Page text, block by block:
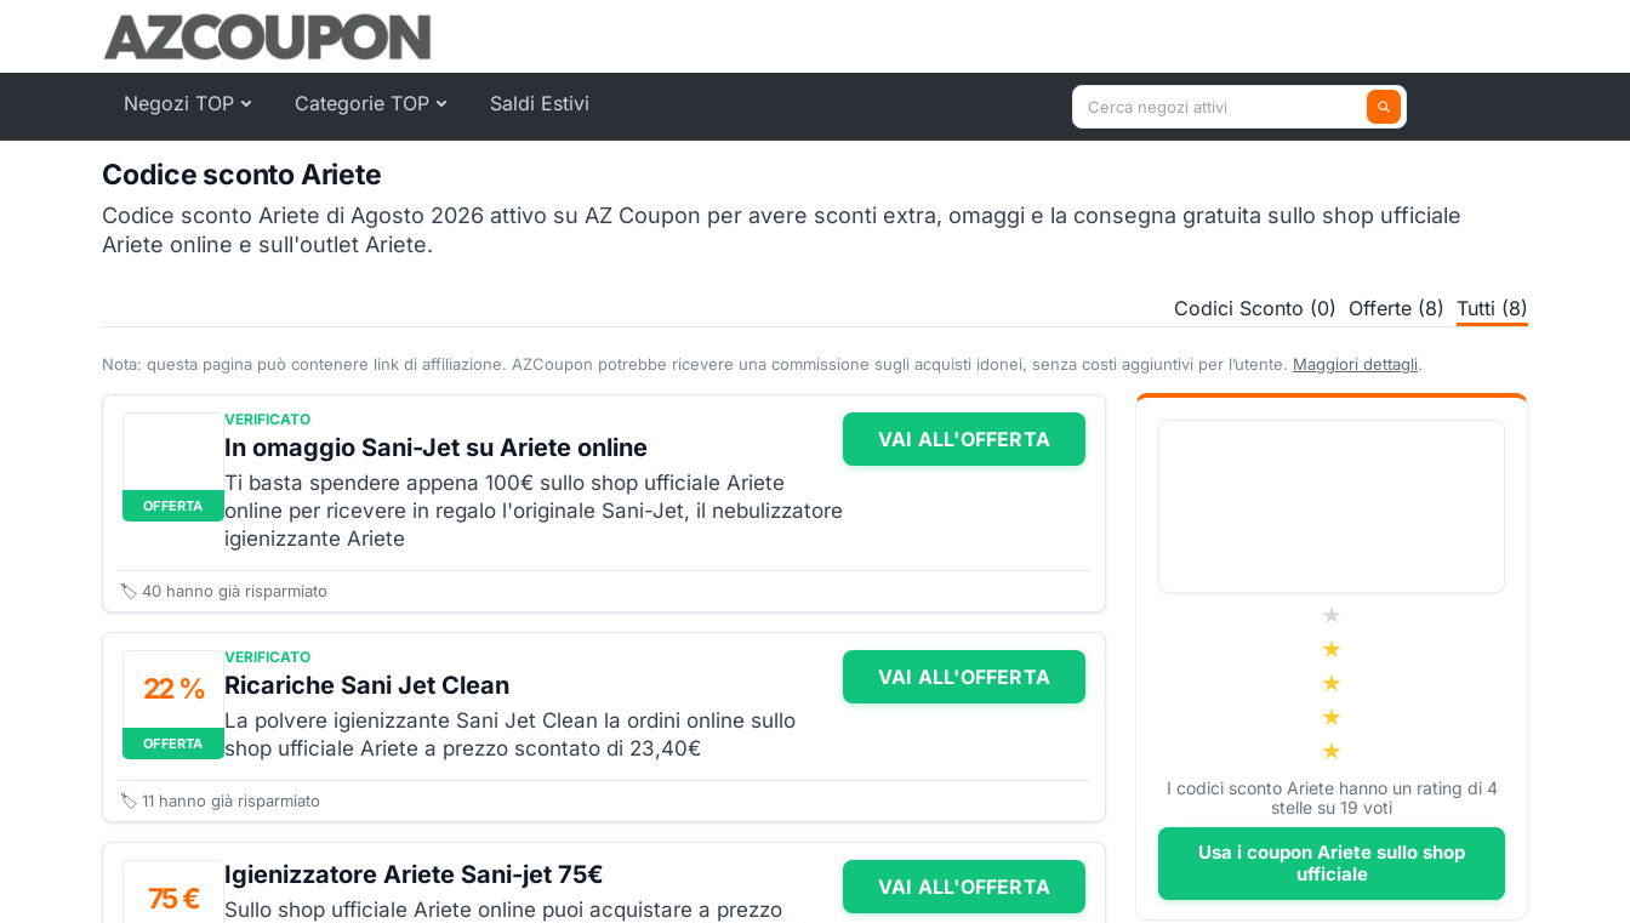
Negozi TOP Categorie TOP Saldi Estivi
Cerca un negozio attivo
Codice sconto Ariete
Codice sconto Ariete di Agosto 2026 attivo su AZ Coupon per avere sconti extra, omaggi e la consegna gratuita sullo shop ufficiale
Ariete online e sull'outlet Ariete.
Codici Sconto (0) Offerte (8) Tutti (8)
Nota: questa pagina può contenere link di affiliazione. AZCoupon potrebbe ricevere una commissione sugli acquisti idonei, senza costi aggiuntivi per l’utente. Maggiori dettagli.
OFFERTA
VERIFICATO
In omaggio Sani-Jet su Ariete online
Ti basta spendere appena 100€ sullo shop ufficiale Ariete
online per ricevere in regalo l'originale Sani-Jet, il nebulizzatore
igienizzante Ariete
VAI ALL'OFFERTA
🏷️ 40 hanno già risparmiato
22 %
OFFERTA
VERIFICATO
Ricariche Sani Jet Clean
La polvere igienizzante Sani Jet Clean la ordini online sullo
shop ufficiale Ariete a prezzo scontato di 23,40€
VAI ALL'OFFERTA
🏷️ 11 hanno già risparmiato
75 €
Igienizzatore Ariete Sani-jet 75€
Sullo shop ufficiale Ariete online puoi acquistare a prezzo
VAI ALL'OFFERTA
I codici sconto Ariete hanno un rating di 4
stelle su 19 voti
Usa i coupon Ariete sullo shop
ufficiale